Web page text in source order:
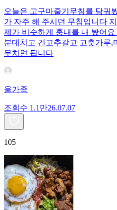
오늘은 고구마줄기무침를 담궈
가 자주 해 주시던 무침입니다
제가 비슷하게 훙내를 내 봤어
분데치고 건고추갈고 고춧가루,
무치면 됩니다
울가족
조회수 1.1만26.07.07
105